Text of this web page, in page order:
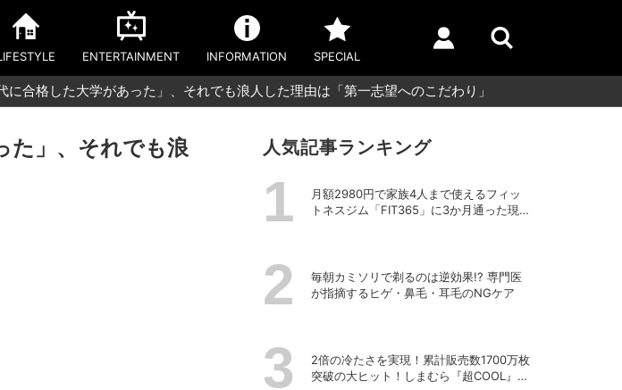
ENTERTAINMENT INFORMATION SPECIAL
合格した大学があった」、それでも浪人した理由は「第一志望へのこだわり」
た」、それでも浪
人気記事ランキング
月額2980円で家族4人まで使えるフィッ
トネスジム「FIT365」に3か月通った現在
毎朝カミソリで剃るのは逆効果!? 専門医
が指摘するヒゲ・鼻毛・耳毛のNGケア
2倍の冷たさを実現！累計販売数1700万枚
突破の大ヒット！しまむら『超COOL』シ